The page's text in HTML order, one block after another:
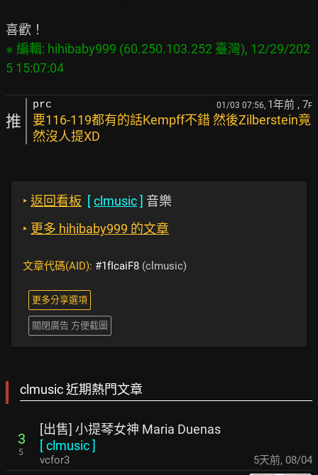
※ 編輯: hihibaby999 (60.250.103.252 臺灣), 12/29/202
推
prc 01/03 07:56, 1年前 , 7F
要116-119都有的話Kempff不錯 然後Zilberstein竟
然沒人提XD
‣ 返回看板 [clmusic] 音樂
‣ 更多 hihibaby999 的文章
文章代碼(AID): #1fIcaiF8 (clmusic)
更多分享選項
關閉廣告 方便截圖
clmusic 近期熱門文章
3
5
[出售] 小提琴女神 Maria Duenas
[clmusic]
vcfor3 5天前, 08/04